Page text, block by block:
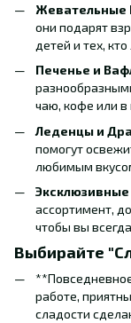
Жевательные
они подарят
детей и тех,
Печенье и
чаю, кофе или в
Леденцы и
помогут
любимым
ассортимент,
чтобы вы
Выбирайте
работе,
сладости